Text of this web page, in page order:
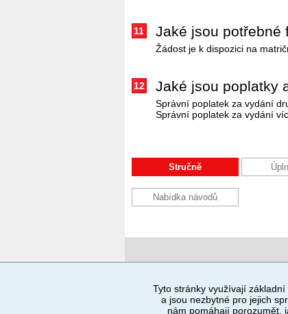
11 Jaké jsou potřebné
Žádost je k dispozici na
12 Jaké jsou poplatky
Správní poplatek za vydání
Správní poplatek za vydání
Stručně
Nabídka návodů
© 2012–2019 MČ Praha 8
Tyto stránky využívají
a jsou nezbytné pro jejich
nám pomáhají porozumět,